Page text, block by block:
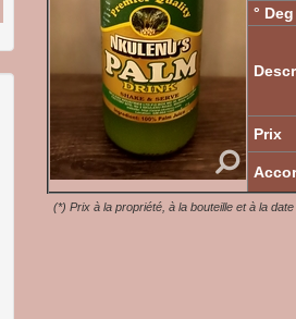
° Deg
Prix
(*) Prix à la propriété, à la bouteille et à la